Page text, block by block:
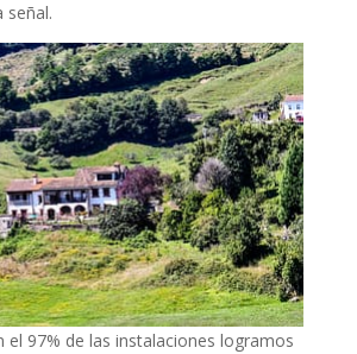
señal.
el 97% de las instalaciones logramos